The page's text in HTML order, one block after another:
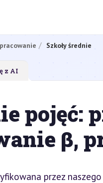
Szkoły średnie
z AI
pojęć:
β,
przez